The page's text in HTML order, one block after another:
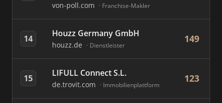
von-poll.com Franchise-Makler
14 Houzz Germany GmbH
houzz.de Dienstleister
149
15 LIFULL Connect S.L.
de.trovit.com Immobilienplattform
123